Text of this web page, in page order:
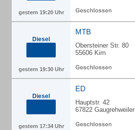
gestern 19:20 Uhr
Diesel
gestern 19:30 Uhr
MTB
Obersteiner Str. 80
55606 Kirn
Diesel
gestern 17:34 Uhr
ED
Hauptstr. 42
67822 Gaugrehweiler